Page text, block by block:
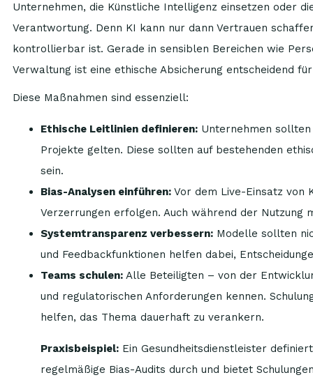
Unternehmen, die Künstliche Intelligenz einsetzen oder
Verantwortung. Denn KI kann nur dann Vertrauen
kontrollierbar ist. Gerade in sensiblen Bereichen wie
Verwaltung ist eine ethische Absicherung entscheidend
Diese Maßnahmen sind essenziell:
Ethische Leitlinien definieren: Unternehmen
Projekte gelten. Diese sollten auf bestehenden
sein.
Bias-Analysen einführen: Vor dem Live-Einsatz von
Verzerrungen erfolgen. Auch während der Nutzung
Systemtransparenz verbessern: Modelle sollten
und Feedbackfunktionen helfen dabei,
Teams schulen: Alle Beteiligten – von der
und regulatorischen Anforderungen kennen.
helfen, das Thema dauerhaft zu verankern.
Praxisbeispiel: Ein Gesundheitsdienstleister
regelmäßige Bias-Audits durch und bietet